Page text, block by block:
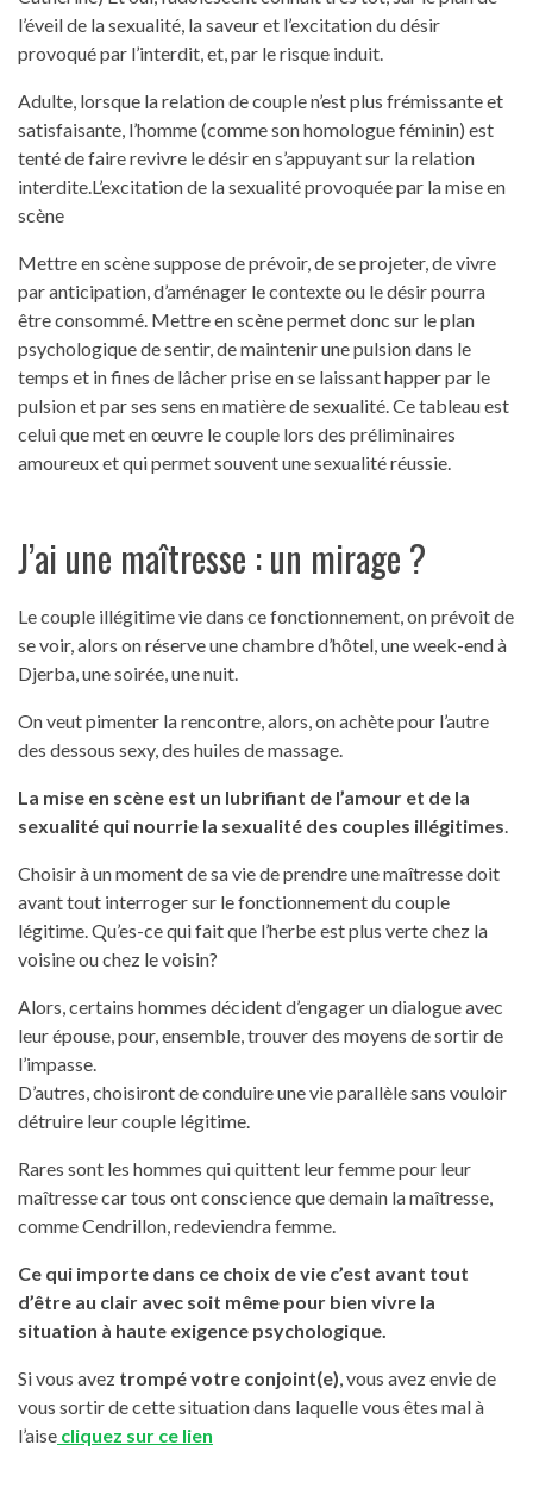
l’éveil de la sexualité, la saveur et l’excitation du désir
provoqué par l’interdit, et, par le risque induit.
Adulte, lorsque la relation de couple n’est plus frémissante et
satisfaisante, l’homme (comme son homologue féminin) est
tenté de faire revivre le désir en s’appuyant sur la relation
interdite.L’excitation de la sexualité provoquée par la mise en
scène
Mettre en scène suppose de prévoir, de se projeter, de vivre
par anticipation, d’aménager le contexte ou le désir pourra
être consommé. Mettre en scène permet donc sur le plan
psychologique de sentir, de maintenir une pulsion dans le
temps et in fines de lâcher prise en se laissant happer par le
pulsion et par ses sens en matière de sexualité. Ce tableau est
celui que met en œuvre le couple lors des préliminaires
amoureux et qui permet souvent une sexualité réussie.
J’ai une maîtresse : un mirage ?
Le couple illégitime vie dans ce fonctionnement, on prévoit de
se voir, alors on réserve une chambre d’hôtel, une week-end à
Djerba, une soirée, une nuit.
On veut pimenter la rencontre, alors, on achète pour l’autre
des dessous sexy, des huiles de massage.
La mise en scène est un lubrifiant de l’amour et de la
sexualité qui nourrie la sexualité des couples illégitimes
Choisir à un moment de sa vie de prendre une maîtresse doit
avant tout interroger sur le fonctionnement du couple
légitime. Qu’es-ce qui fait que l’herbe est plus verte chez la
voisine ou chez le voisin?
Alors, certains hommes décident d’engager un dialogue avec
leur épouse, pour, ensemble, trouver des moyens de sortir de
l’impasse.
D’autres, choisiront de conduire une vie parallèle sans vouloir
détruire leur couple légitime.
Rares sont les hommes qui quittent leur femme pour leur
maîtresse car tous ont conscience que demain la maîtresse,
comme Cendrillon, redeviendra femme.
Ce qui importe dans ce choix de vie c’est avant tout
d’être au clair avec soit même pour bien vivre la
situation à haute exigence psychologique.
Si vous avez trompé votre conjoint(e) , vous avez envie de
vous sortir de cette situation dans laquelle vous êtes mal à
l’aise cliquez sur ce lien